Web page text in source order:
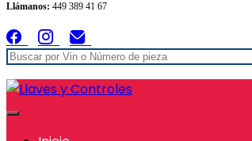
Llámanos: 449 389 41 67